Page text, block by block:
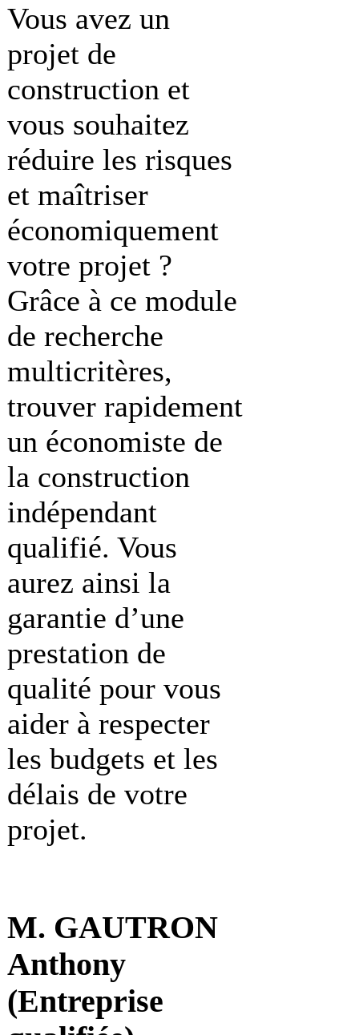
Vous avez un
projet de
construction et
vous souhaitez
réduire les risques
et maîtriser
économiquement
votre projet ?
Grâce à ce module
de recherche
multicritères,
trouver rapidement
un économiste de
la construction
indépendant
qualifié. Vous
aurez ainsi la
garantie d’une
prestation de
qualité pour vous
aider à respecter
les budgets et les
délais de votre
projet.
M. GAUTRON
Anthony
(Entreprise